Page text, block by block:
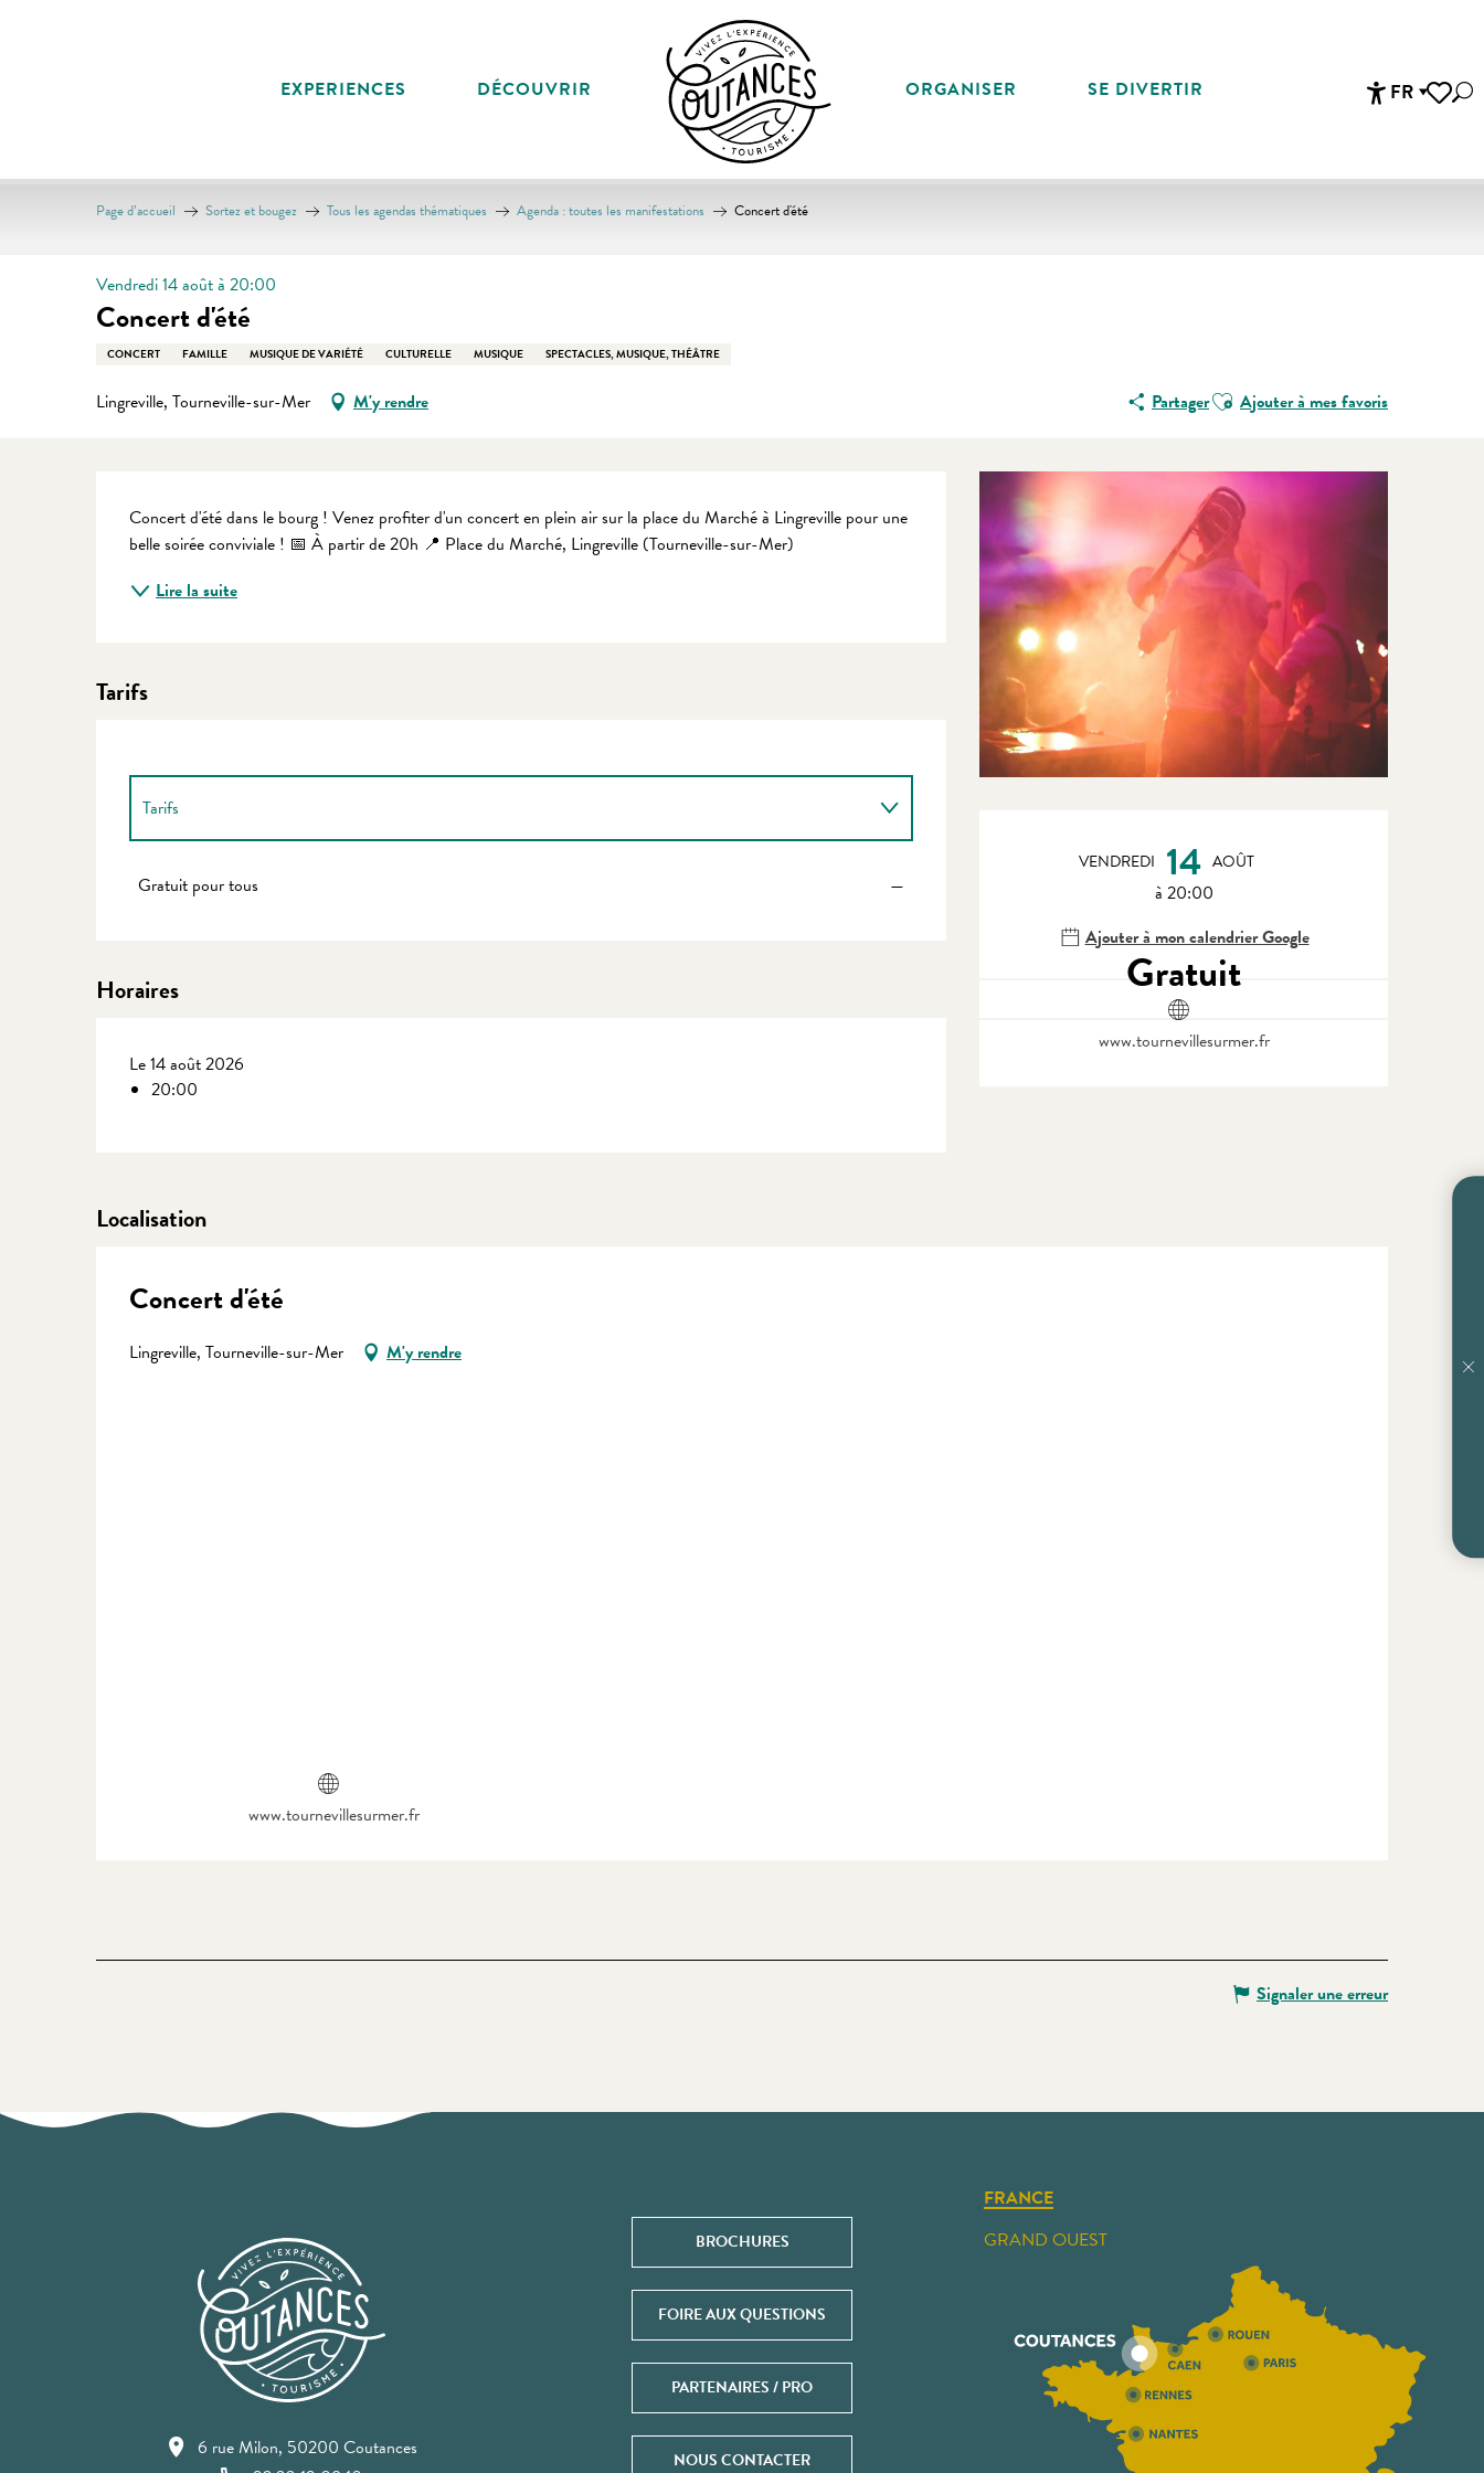
FR
EXPERIENCES DÉCOUVRIR ORGANISER SE DIVERTIR
Page d’accueil Sortez et bougez Tous les agendas thématiques Agenda : toutes les manifestations Concert d'été
Vendredi 14 août à 20:00
Concert d'été
CONCERT FAMILLE MUSIQUE DE VARIÉTÉ CULTURELLE MUSIQUE SPECTACLES, MUSIQUE, THÉÂTRE
Lingreville, Tourneville-sur-Mer M'y rendre PartagerAjouter aux favoris
Ajouter à mes favoris
Ouverture et coordonnées
VENDREDI 14 AOÛT
à 20:00
Ajouter à mon calendrier Google
Gratuit
www.tournevillesurmer.fr
Description
Concert d'été dans le bourg ! Venez profiter d'un concert en plein air sur la place du Marché à Lingreville pour une
belle soirée conviviale ! 📅 À partir de 20h 📍 Place du Marché, Lingreville (Tourneville-sur-Mer)
Lire la suite
Tarifs
Tarifs
Tarifs 2027
Gratuit pour tous —
Horaires
Le 14 août 2026
20:00
Localisation
Concert d'été
Lingreville, Tourneville-sur-Mer M'y rendre
www.tournevillesurmer.fr
Signaler une erreur
6 rue Milon, 50200 Coutances
BROCHURES
FOIRE AUX QUESTIONS
PARTENAIRES / PRO
NOUS CONTACTER
FRANCE
GRAND OUEST